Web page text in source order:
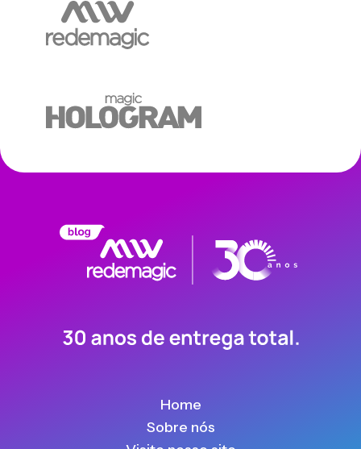
Home
Sobre nós